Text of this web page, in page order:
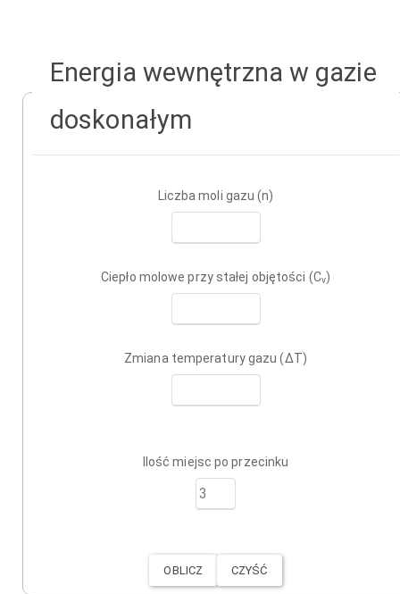
Energia wewnętrzna w gazie
doskonałym
Liczba moli gazu (n)
Ciepło molowe przy stałej objętości (Cv)
Zmiana temperatury gazu (ΔT)
Ilość miejsc po przecinku